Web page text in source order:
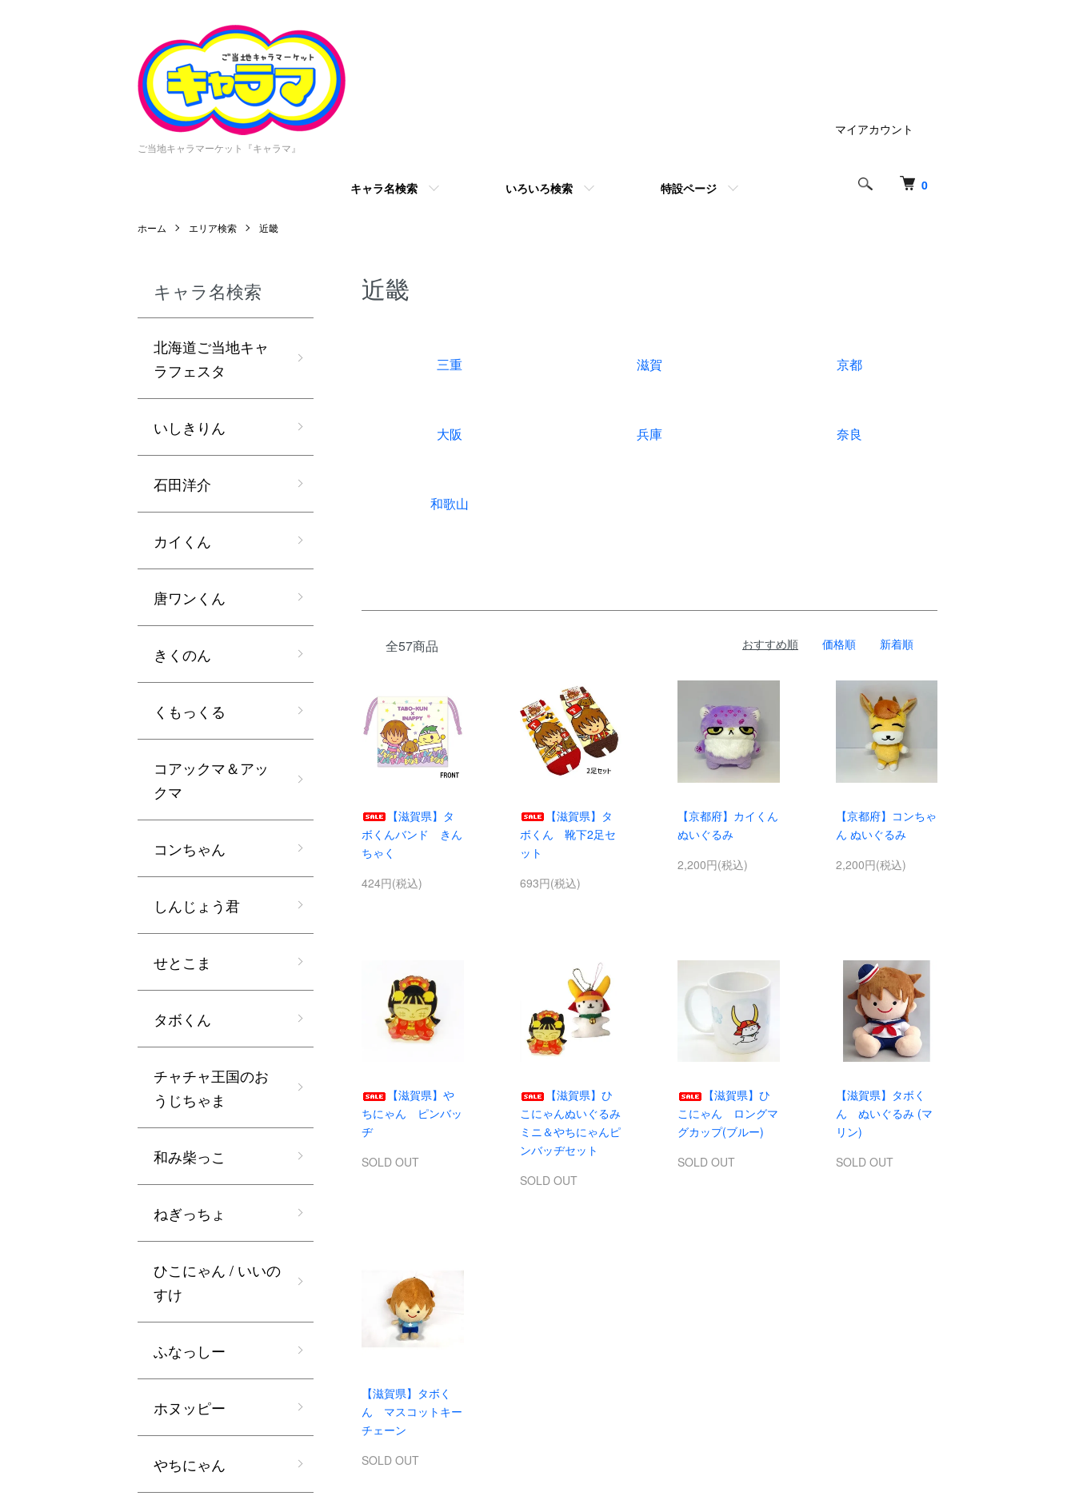
ご当地キャラマーケット『キャラマ』
0
キャラ名検索 いろいろ検索 特設ページ
マイアカウント
ホーム エリア検索 近畿
近畿
三重
滋賀 京都
大阪 兵庫 奈良
和歌山
全57商品 おすすめ順 価格順 新着順
【滋賀県】タ
ボくんバンド きん
ちゃく
424円(税込)
【滋賀県】タ
ボくん 靴下2足セ
ット
693円(税込)
【京都府】カイくん
ぬいぐるみ
2,200円(税込)
【京都府】コンちゃ
ん ぬいぐるみ
2,200円(税込)
【滋賀県】や
ちにゃん ピンバッ
ヂ
SOLD OUT
【滋賀県】ひ
こにゃんぬいぐるみ
ミニ＆やちにゃんピ
ンバッヂセット
SOLD OUT
【滋賀県】ひ
こにゃん ロングマ
グカップ(ブルー)
SOLD OUT
【滋賀県】タボく
ん ぬいぐるみ (マ
リン)
SOLD OUT
【滋賀県】タボく
ん マスコットキー
チェーン
SOLD OUT
キャラ名検索
北海道ご当地キャ
ラフェスタ
いしきりん
石田洋介
カイくん
唐ワンくん
きくのん
くもっくる
コアックマ＆アッ
クマ
コンちゃん
しんじょう君
せとこま
タボくん
チャチャ王国のお
うじちゃま
和み柴っこ
ねぎっちょ
ひこにゃん / いいの
すけ
ふなっしー
ホヌッピー
やちにゃん